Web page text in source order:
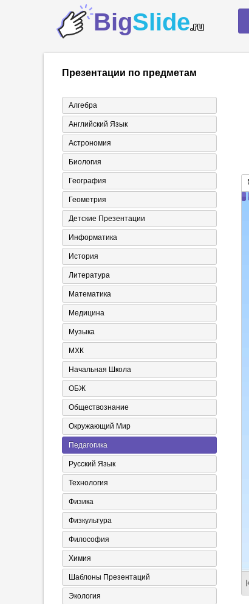
BigSlide.ru
Презентации по предметам
Алгебра
Английский Язык
Астрономия
Биология
География
Геометрия
Детские Презентации
Информатика
История
Литература
Математика
Медицина
Музыка
МХК
Начальная Школа
ОБЖ
Обществознание
Окружающий Мир
Педагогика
Русский Язык
Технология
Физика
Физкультура
Философия
Химия
Шаблоны Презентаций
Экология